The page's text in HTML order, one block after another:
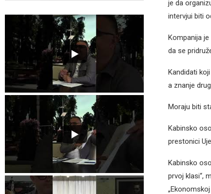
je da
intervjui biti
Kompanija
da se
Kandidati
a znanje
Moraju biti
Kabinsko
prestonici
Kabinsko
prvoj klasi“,
„Ekonomskoj